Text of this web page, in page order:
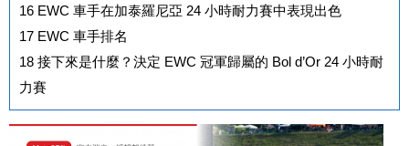
16 EWC 車手在加泰羅尼亞 24 小時耐力賽中表現出色
17 EWC 車手排名
18 接下來是什麼？決定 EWC 冠軍歸屬的 Bol d’Or 24 小時耐
力賽